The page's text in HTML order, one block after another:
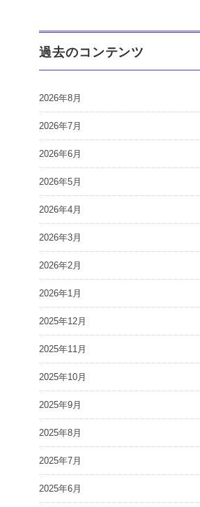
過去のコンテンツ
2026年8月
2026年7月
2026年6月
2026年5月
2026年4月
2026年3月
2026年2月
2026年1月
2025年12月
2025年11月
2025年10月
2025年9月
2025年8月
2025年7月
2025年6月